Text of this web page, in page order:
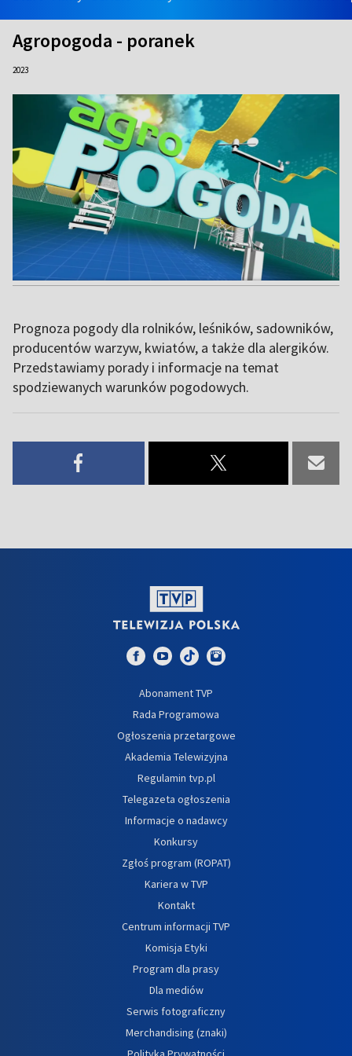
Agropogoda - poranek
2023
Prognoza pogody dla rolników, leśników, sadowników,
producentów warzyw, kwiatów, a także dla alergików.
Przedstawiamy porady i informacje na temat
spodziewanych warunków pogodowych.
Abonament TVP
Rada Programowa
Ogłoszenia przetargowe
Akademia Telewizyjna
Regulamin tvp.pl
Telegazeta ogłoszenia
Informacje o nadawcy
Konkursy
Zgłoś program (ROPAT)
Kariera w TVP
Kontakt
Centrum informacji TVP
Komisja Etyki
Program dla prasy
Dla mediów
Serwis fotograficzny
Merchandising (znaki)